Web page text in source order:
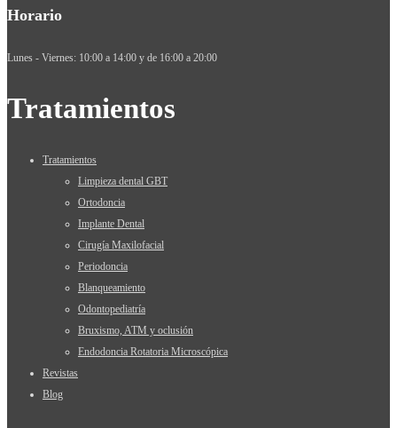
Horario
Lunes - Viernes: 10:00 a 14:00 y de 16:00 a 20:00
Tratamientos
Tratamientos
Limpieza dental GBT
Ortodoncia
Implante Dental
Cirugía Maxilofacial
Periodoncia
Blanqueamiento
Odontopediatría
Bruxismo, ATM y oclusión
Endodoncia Rotatoria Microscópica
Revistas
Blog